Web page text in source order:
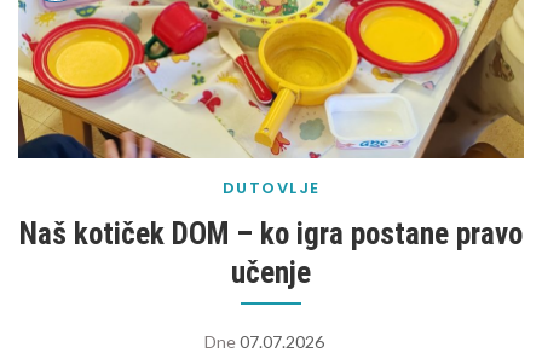
DUTOVLJE
Naš kotiček DOM – ko igra postane pravo
učenje
Dne07.07.2026